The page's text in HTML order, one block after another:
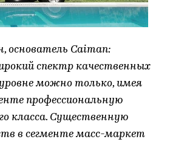
основатель Caiman:
спектр качественных
можно только, имея
профессиональную
класса. Существенную
в сегменте масс-маркет